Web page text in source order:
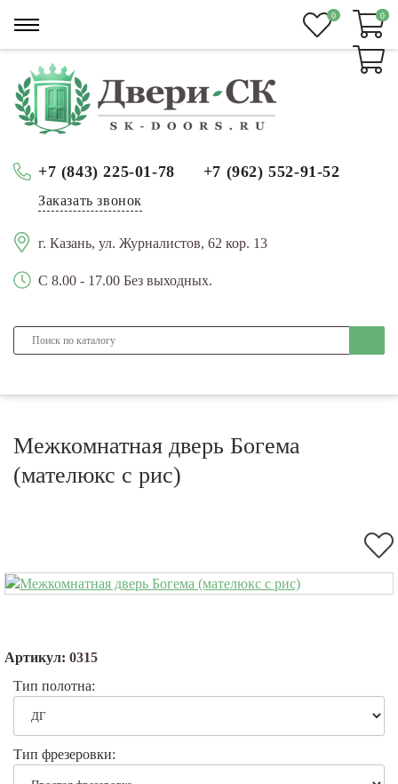
+7 (843) 225-01-78 +7 (962) 552-91-52
Заказать звонок
г. Казань, ул. Журналистов, 62 кор. 13
С 8.00 - 17.00 Без выходных.
0 0
0
Межкомнатная дверь Богема
(мателюкс с рис)
Артикул: 0315
Тип полотна:
Тип фрезеровки: